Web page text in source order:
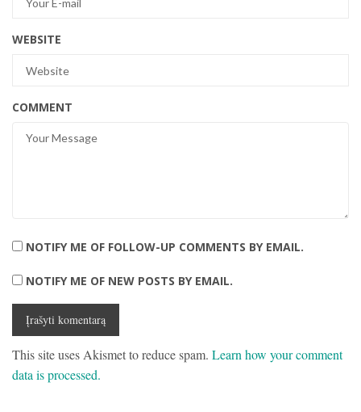
WEBSITE
COMMENT
NOTIFY ME OF FOLLOW-UP COMMENTS BY EMAIL.
NOTIFY ME OF NEW POSTS BY EMAIL.
This site uses Akismet to reduce spam. Learn how your comment
data is processed.